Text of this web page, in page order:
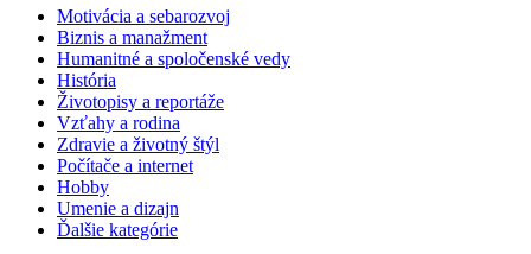
Motivácia a sebarozvoj
Biznis a manažment
Humanitné a spoločenské vedy
História
Životopisy a reportáže
Vzťahy a rodina
Zdravie a životný štýl
Počítače a internet
Hobby
Umenie a dizajn
Ďalšie kategórie